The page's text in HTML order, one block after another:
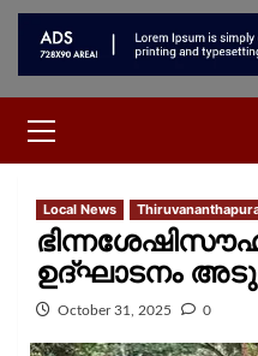
Local News
ഉദ്ഘാടനം
October 31, 2025 0